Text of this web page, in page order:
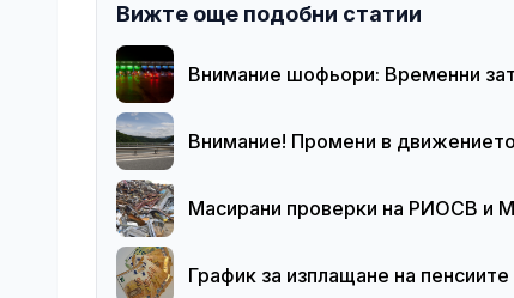
Вижте още подобни статии
Внимание шофьори: Временни
Внимание! Промени в
Масирани проверки на РИОСВ и
График за изплащане на